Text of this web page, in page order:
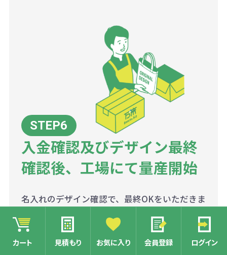
カート 見積もり お気に入り 会員登録 ログイン
入金確認及びデザイン最終
確認後、工場にて量産開始
名入れのデザイン確認で、最終OKをいただきま
銀行振込の方は、入金確認後、商品の量産に入
※クレジットの方は、ご注文時に決済済みとな